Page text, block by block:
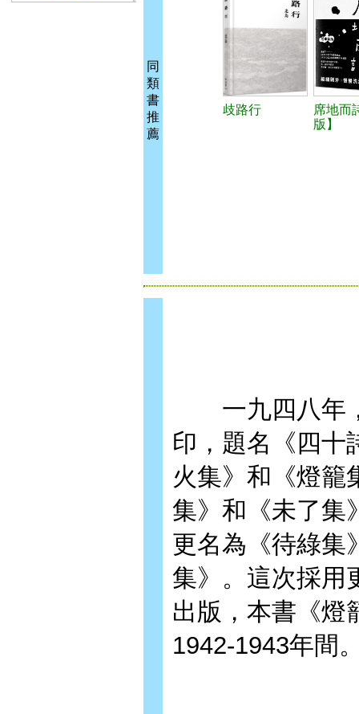
同
類
書
推
薦
歧路行
席地而
版】
一九四八年，
印，題名《四十
火集》和《燈籠
集》和《未了集
更名為《待綠集
集》。這次採用
出版，本書《燈
1942-1943年間